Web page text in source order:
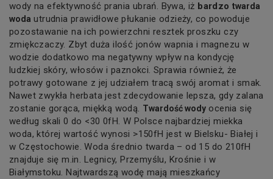
wody na efektywność prania ubrań. Bywa, iż bardzo twarda
woda utrudnia prawidłowe płukanie odzieży, co powoduje
pozostawanie na ich powierzchni resztek proszku czy
zmiękczaczy. Zbyt duża ilość jonów wapnia i magnezu w
wodzie dodatkowo ma negatywny wpływ na kondycję
ludzkiej skóry, włosów i paznokci. Sprawia również, że
potrawy gotowane z jej udziałem tracą swój aromat i smak.
Nawet zwykła herbata jest zdecydowanie lepsza, gdy zalana
zostanie gorąca, miękką wodą. Twardość wody ocenia się
według skali 0 do <30 0fH. W Polsce najbardziej miekka
woda, której wartość wynosi >150fH jest w Bielsku- Białej i
w Częstochowie. Woda średnio twarda – od 15 do 21 0fH
znajduje się m.in. Legnicy, Przemyślu, Krośnie i w
Białymstoku. Najtwardszą wodę mają mieszkańcy